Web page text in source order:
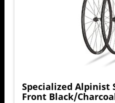
Specialized Alpinist
Front Black/